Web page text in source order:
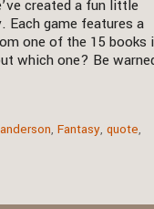
created a fun little
Each game features a
one of the 15 books
which one? Be
,Fantasy,quote,